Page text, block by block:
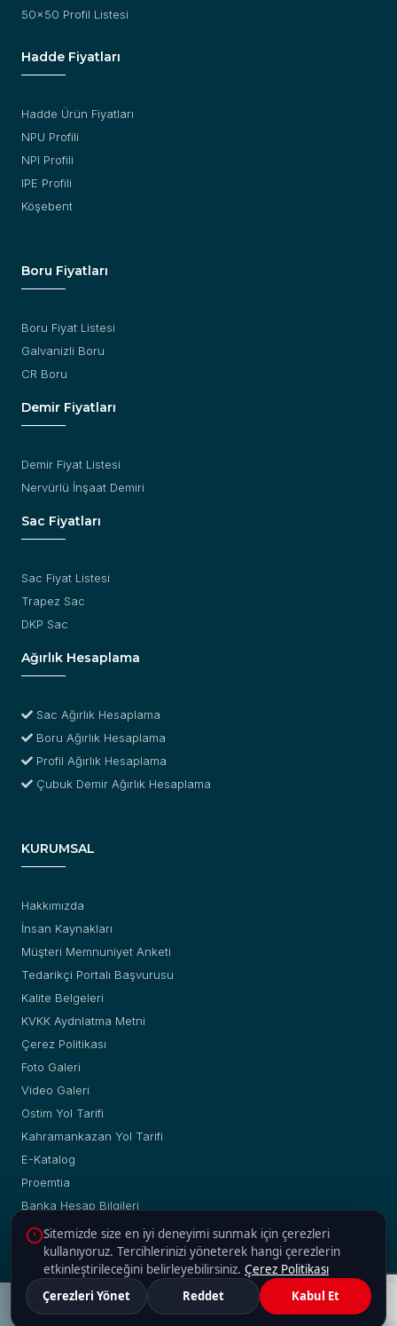
50x50 Profil Listesi
Hadde Fiyatları
Hadde Ürün Fiyatları
NPU Profili
NPI Profili
IPE Profili
Köşebent
Boru Fiyatları
Boru Fiyat Listesi
Galvanizli Boru
CR Boru
Demir Fiyatları
Demir Fiyat Listesi
Nervürlü İnşaat Demiri
Sac Fiyatları
Sac Fiyat Listesi
Trapez Sac
DKP Sac
Ağırlık Hesaplama
Sac Ağırlık Hesaplama
Boru Ağırlık Hesaplama
Profil Ağırlık Hesaplama
Çubuk Demir Ağırlık Hesaplama
KURUMSAL
Hakkımızda
İnsan Kaynakları
Müşteri Memnuniyet Anketi
Tedarikçi Portalı Başvurusu
Kalite Belgeleri
KVKK Aydnlatma Metni
Çerez Politikası
Foto Galeri
Video Galeri
Ostim Yol Tarifi
Kahramankazan Yol Tarifi
E-Katalog
Proemtia
Banka Hesap Bilgileri
© Copyright 2019 - 2026 | Yakup Yılmaz Boru Profil A.Ş. |
Web :
Sitemizde size en iyi deneyimi sunmak için çerezleri
kullanıyoruz. Tercihlerinizi yöneterek hangi çerezlerin
etkinleştirileceğini belirleyebilirsiniz. Çerez Politikası
Çerezleri Yönet
Reddet Kabul Et